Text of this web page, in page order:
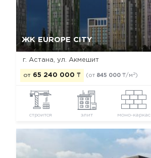
ЖК EUROPE CITY
г. Астана, ул. Акмешит
от 65 240 000 ₸ (от 845 000 ₸/м 2)
строится элит моно-каркас
Да, удалить Отмена